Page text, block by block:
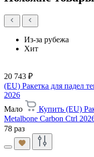
Из-за рубежа
Хит
20 743 ₽
(EU) Ракетка для падел
2026
Мало
Купить (EU)
Metalbone Carbon Ctrl
78 раз